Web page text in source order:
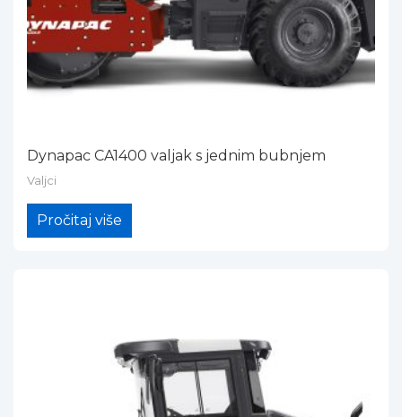
Dynapac CA1400 valjak s jednim bubnjem
Valjci
Pročitaj više